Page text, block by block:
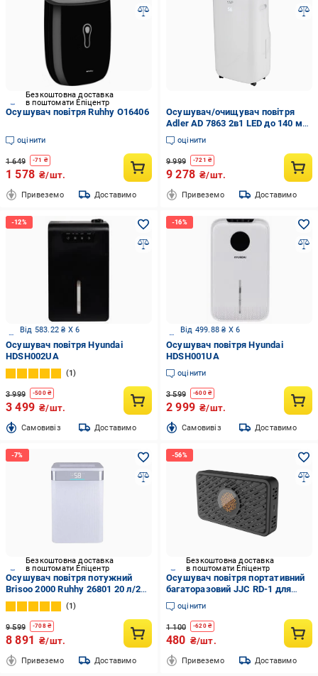
Безкоштовна доставка
в поштомати Епіцентр
Осушувач повітря Ruhhy O16406
оцінити
1 649 -71 ₴
1 578 ₴/шт.
Привеземо Доставимо
Осушувач/очищувач повітря
Adler AD 7863 2в1 LED до 140 м3
(32563670)
оцінити
9 999 -721 ₴
9 278 ₴/шт.
Привеземо Доставимо
Від 583.22 ₴ X 6
Осушувач повітря Hyundai
HDSH002UA
1
3 999 -500₴
3 499 ₴/шт.
Cамовивіз Доставимо
Від 499.88 ₴ X 6
Осушувач повітря Hyundai
HDSH001UA
оцінити
3 599 -600₴
2 999 ₴/шт.
Cамовивіз Доставимо
Безкоштовна доставка
в поштомати Епіцентр
Осушувач повітря потужний
Brisoo 2000 Ruhhy 26801 20 л/24
год конденсаційнийгігростат
таймер WiFi
1
9 599 -708₴
8 891 ₴/шт.
Привеземо Доставимо
Безкоштовна доставка
в поштомати Епіцентр
Осушувач повітря портативний
багаторазовий JJC RD-1 для
захисту камер мікроскопів
електронних компонентів для
шафи для камери 125х73х25 мм
оцінити
1 100 -620₴
480 ₴/шт.
Привеземо Доставимо